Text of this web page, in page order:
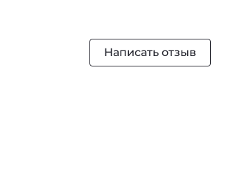
Написать отзыв